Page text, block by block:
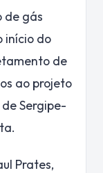
de gás
início do
de
ao projeto
Sergipe-
Prates,